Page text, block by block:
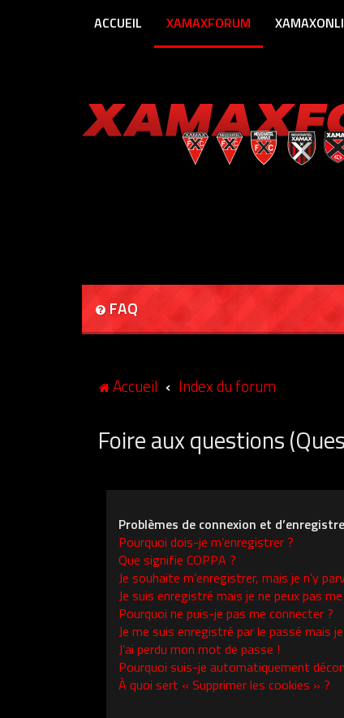
ACCUEIL XAMAXFORUM
FAQ
Accueil Index du forum
Foire aux questions
Problèmes de connexion et
Pourquoi dois-je m’enregistrer ?
Que signifie COPPA ?
Je souhaite m’enregistrer, mais je n’y
Je suis enregistré mais je ne peux pas
Pourquoi ne puis-je pas me connecter ?
Je me suis enregistré par le passé mais
J’ai perdu mon mot de passe !
Pourquoi suis-je automatiquement
À quoi sert « Supprimer les cookies » ?